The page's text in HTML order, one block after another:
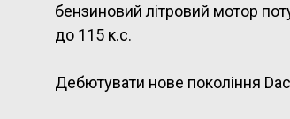
бензиновий літровий мотор
до 115 к.с.
Дебютувати нове покоління